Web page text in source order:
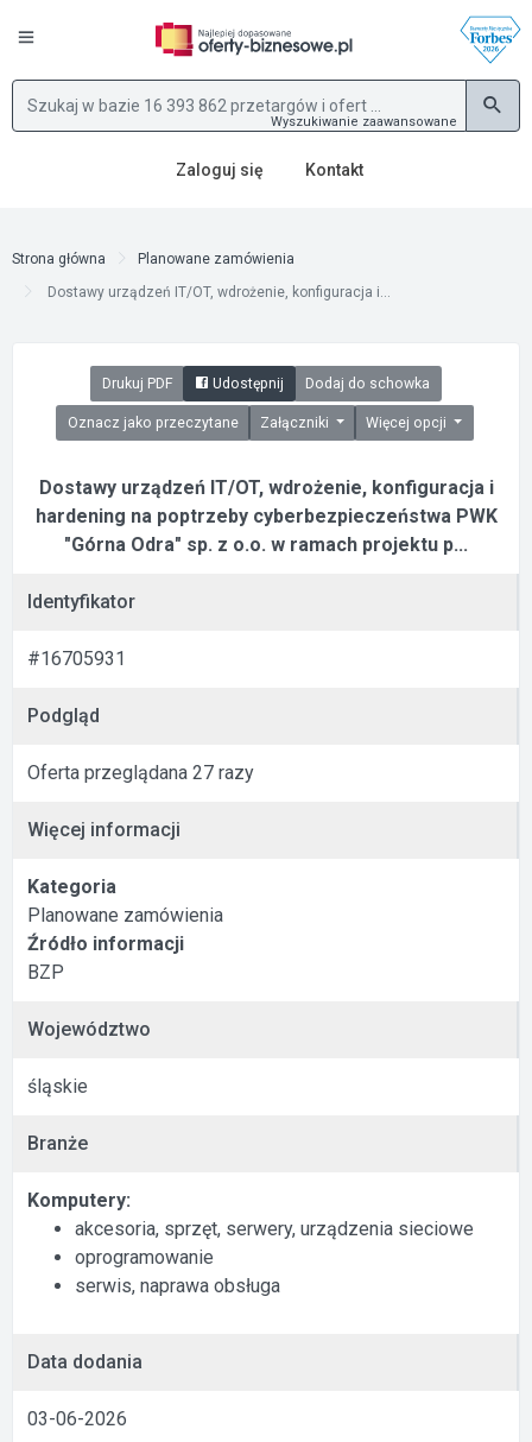
Wyszukiwanie zaawansowane
Zaloguj się Kontakt
Strona główna
Planowane zamówienia
Dostawy urządzeń IT/OT, wdrożenie, konfiguracja i...
Drukuj PDF Udostępnij Dodaj do schowka
Oznacz jako przeczytane Załączniki Więcej opcji
Dostawy urządzeń IT/OT, wdrożenie, konfiguracja i
hardening na poptrzeby cyberbezpieczeństwa PWK
"Górna Odra" sp. z o.o. w ramach projektu p...
Identyfikator
#16705931
Podgląd
Oferta przeglądana 27 razy
Więcej informacji
Kategoria
Planowane zamówienia
Źródło informacji
BZP
Województwo
śląskie
Branże
Komputery:
akcesoria, sprzęt, serwery, urządzenia sieciowe
oprogramowanie
serwis, naprawa obsługa
Data dodania
03-06-2026